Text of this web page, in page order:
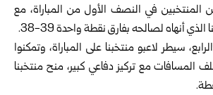
المنتخبين في النصف الأول من المباراة، مع
أنهاه لصالحه بفارق نقطة ‏واحدة 39-38.
سيطر لاعبو منتخبنا على المباراة، وتمكنوا
مع تركيز دفاعي ‏كبير، منح منتخبنا